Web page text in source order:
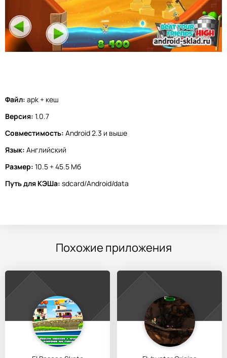
Файл: apk + кеш
Версия: 1.0.7
Совместимость: Android 2.3 и выше
Язык: Английский
Размер: 10.5 + 45.5 Мб
Путь для КЭШа: sdcard/Android/data
Похожие приложения